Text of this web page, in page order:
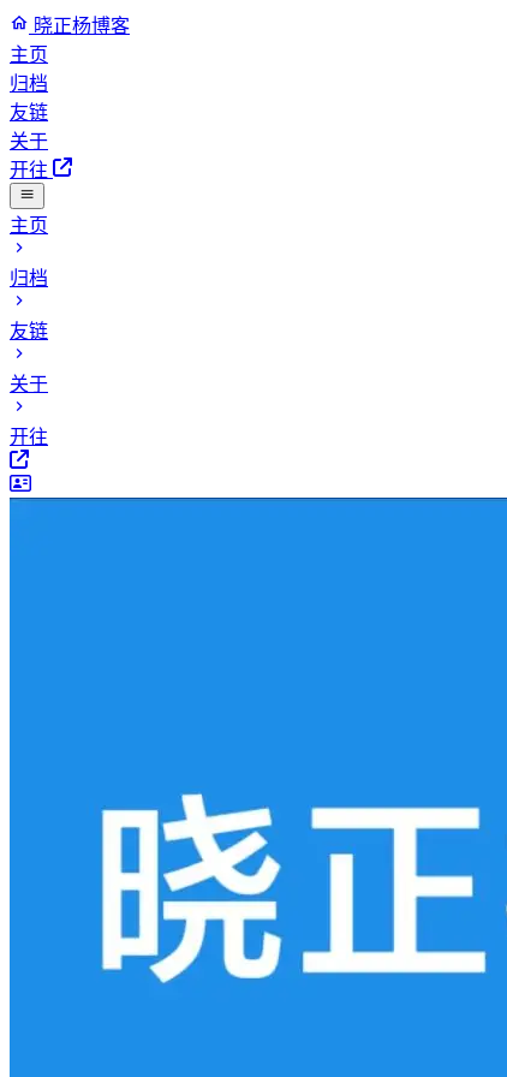
晓正杨博客
主页
归档
友链
关于
开往
主页
归档
友链
关于
开往